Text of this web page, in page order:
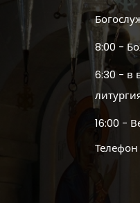
8:00 -
6:30 - в
16:00 -